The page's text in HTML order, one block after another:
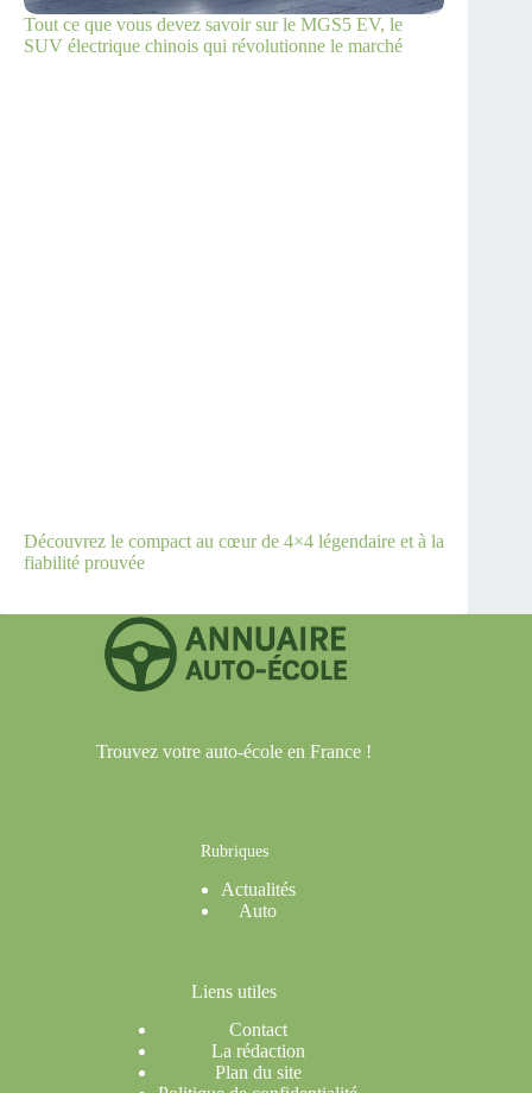
Tout ce que vous devez savoir sur le MGS5 EV, le
SUV électrique chinois qui révolutionne le marché
Découvrez le compact au cœur de 4×4 légendaire et à la
fiabilité prouvée
Trouvez votre auto-école en France !
Rubriques
Actualités
Auto
Liens utiles
Contact
La rédaction
Plan du site